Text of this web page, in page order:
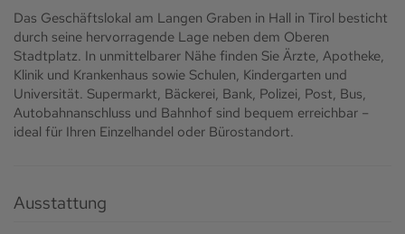
Das Geschäftslokal am Langen Graben in Hall in Tirol besticht
durch seine hervorragende Lage neben dem Oberen
Stadtplatz. In unmittelbarer Nähe finden Sie Ärzte, Apotheke,
Klinik und Krankenhaus sowie Schulen, Kindergarten und
Universität. Supermarkt, Bäckerei, Bank, Polizei, Post, Bus,
Autobahnanschluss und Bahnhof sind bequem erreichbar –
ideal für Ihren Einzelhandel oder Bürostandort.
Ausstattung